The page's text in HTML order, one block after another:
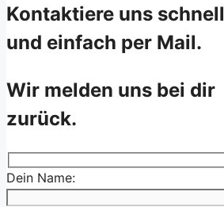
Kontaktiere uns schnell
und einfach per Mail.
Wir melden uns bei dir
zurück.
Dein Name: